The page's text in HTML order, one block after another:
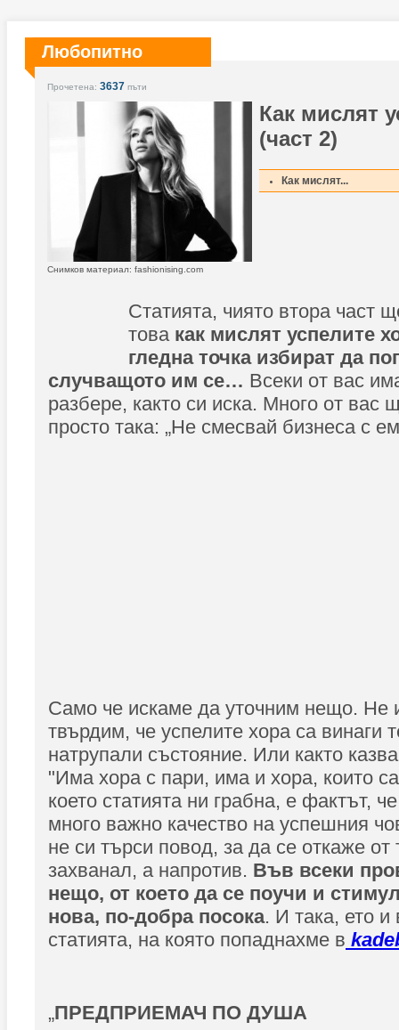
Любопитно
Прочетена: 3637 пъти
Как мислят
(част 2)
Как мислят...
Снимков материал: fashionising.com
Статията, чиято втора част
товакак мислят успелите
гледна точка избират да
случващото им се… Всеки от вас
разбере, както си иска. Много от вас
просто така: „Не смесвай бизнеса с
Само че искаме да уточним нещо. Не
твърдим, че успелите хора са винаги
натрупали състояние. Или както
"Има хора с пари, има и хора, които
което статията ни грабна, е фактът,
много важно качество на успешния
не си търси повод, за да се откаже от
захванал, а напротив. Във всеки
нещо, от което да се поучи и
нова, по-добра посока. И така, ето и
статията, на която попаднахме в
„ПРЕДПРИЕМАЧ ПО ДУША